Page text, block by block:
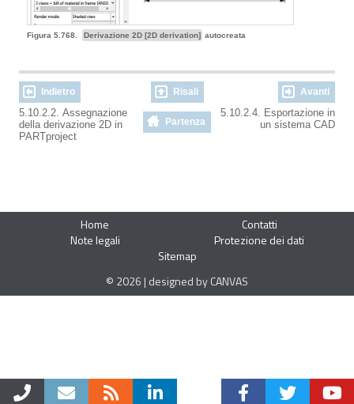
Figura 5.768. Derivazione 2D [2D derivation] autocreata
Indietro Risali Avanti
5.10.2.2. Assegnazione
della derivazione 2D in
PARTproject
Partenza
5.10.2.4. Esportazione in
un sistema CAD
Home
Contatti
Note legali
Protezione dei dati
Sitemap
© 2026 | designed by CANVAS